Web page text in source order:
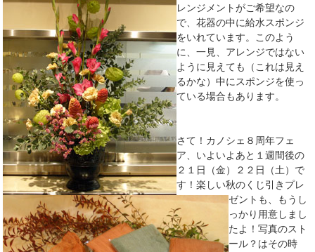
レンジメントがご希望なの
で、花器の中に給水スポンジ
をいれています。このよう
に、一見、アレンジではない
ように見えても（これは見え
るかな）中にスポンジを使っ
ている場合もあります。
さて！カノシェ８周年フェ
ア、いよいよあと１週間後の
２１日（金）２２日（土）で
す！楽しい秋のくじ引きプレ
ゼントも、もうし
っかり用意しまし
たよ！写真のスト
ール？はその時